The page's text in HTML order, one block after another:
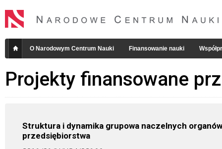
O Narodowym Centrum Nauki Finansowanie nauki
Projekty finansowane
Struktura i dynamika grupowa naczelnych
przedsiębiorstwa